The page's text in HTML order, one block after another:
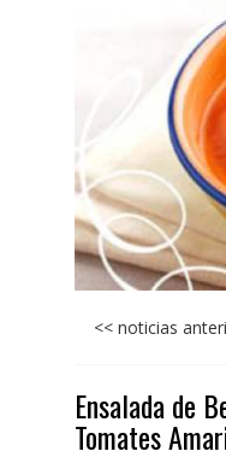
<< noticias
Ensalada de
Tomates